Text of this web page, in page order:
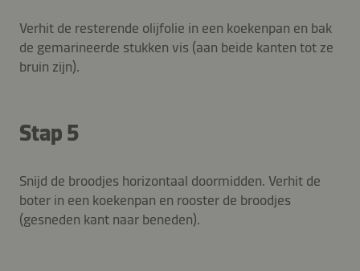
Verhit de resterende olijfolie in een koekenpan en bak
de gemarineerde stukken vis (aan beide kanten tot ze
bruin zijn).
Stap 5
Snijd de broodjes horizontaal doormidden. Verhit de
boter in een koekenpan en rooster de broodjes
(gesneden kant naar beneden).